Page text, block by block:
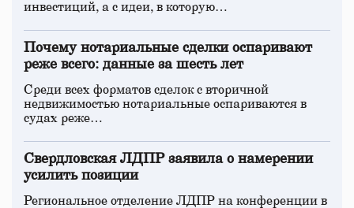
инвестиций, а с идеи, в которую…
Почему нотариальные сделки оспаривают
реже всего: данные за шесть лет
Среди всех форматов сделок с вторичной
недвижимостью нотариальные оспариваются в
судах реже…
Свердловская ЛДПР заявила о намерении
усилить позиции
Региональное отделение ЛДПР на конференции в